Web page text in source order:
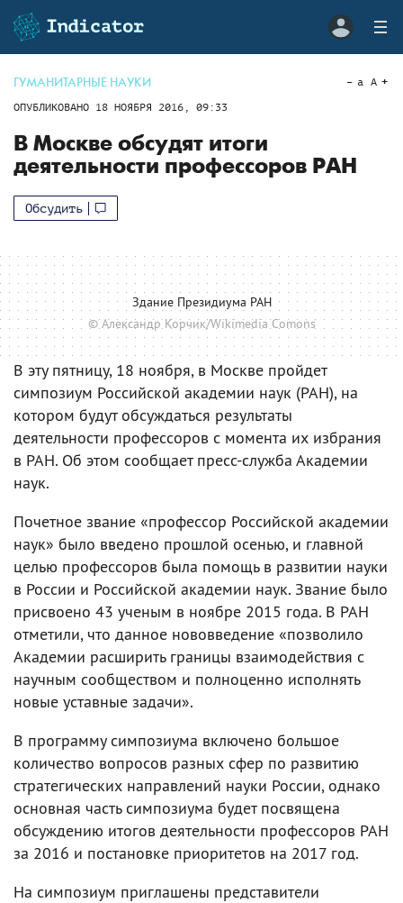
ГУМАНИТАРНЫЕ НАУКИ
ОПУБЛИКОВАНО 18 НОЯБРЯ 2016, 09:33
a A
В Москве обсудят итоги
деятельности профессоров РАН
Обсудить
Здание Президиума РАН
© Александр Корчик/Wikimedia Comons
В эту пятницу, 18 ноября, в Москве пройдет
симпозиум Российской академии наук (РАН), на
котором будут обсуждаться результаты
деятельности профессоров с момента их избрания
в РАН. Об этом сообщает пресс-служба Академии
наук.
Почетное звание «профессор Российской академии
наук» было введено прошлой осенью, и главной
целью профессоров была помощь в развитии науки
в России и Российской академии наук. Звание было
присвоено 43 ученым в ноябре 2015 года. В РАН
отметили, что данное нововведение «позволило
Академии расширить границы взаимодействия с
научным сообществом и полноценно исполнять
новые уставные задачи».
В программу симпозиума включено большое
количество вопросов разных сфер по развитию
стратегических направлений науки России, однако
основная часть симпозиума будет посвящена
обсуждению итогов деятельности профессоров РАН
за 2016 и постановке приоритетов на 2017 год.
На симпозиум приглашены представители